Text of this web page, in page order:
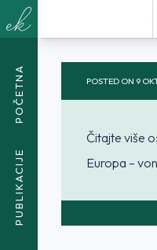
POČETNA
PUBLIKACIJE
POSTED ON 9
Čitajte više
Europa –